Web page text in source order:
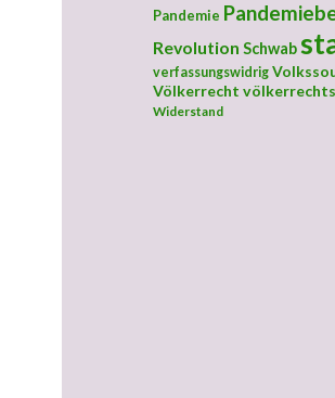
Pandemie
Revolution Schwab
verfassungswidrig
Völkerrecht
Widerstand